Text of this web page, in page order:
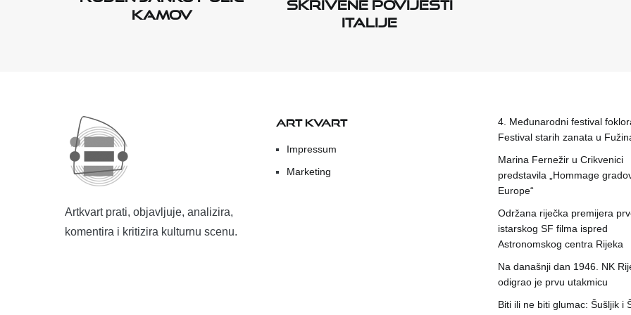
Kamov
Italije
Artkvart prati, objavljuje, analizira,
komentira i kritizira kulturnu scenu.
ART KVART
Impressum
Marketing
4. Međunarodni festival
Festival starih zanata u
Marina Fernežir u Crikvenici
predstavila „Hommage
Europe“
Održana riječka premijera
istarskog SF filma ispred
Astronomskog centra Rijeka
Na današnji dan 1946. NK
odigrao je prvu utakmicu
Biti ili ne biti glumac: Šušljik i